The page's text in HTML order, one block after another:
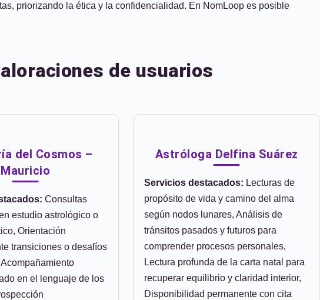
priorizando la ética y la confidencialidad. En NomLoop es posible
de usuarios
del Cosmos –
Mauricio
Consultas
estudio astrológico o
Orientación
transiciones o desafíos
en el lenguaje de los
Astróloga Delfina Suárez
Servicios destacados: Lecturas de
propósito de vida y camino del alma
según nodos lunares, Análisis de
tránsitos pasados y futuros para
comprender procesos personales,
Lectura profunda de la carta natal para
recuperar equilibrio y claridad interior,
Disponibilidad permanente con cita